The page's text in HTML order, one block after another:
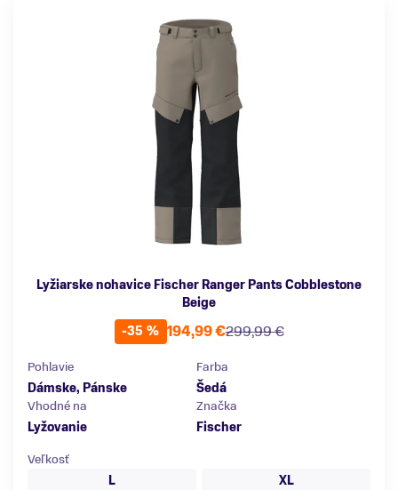
Lyžiarske nohavice Fischer Ranger Pants Cobblestone
Beige
-35 %
299,99 €
194,99 €
Pohlavie
Dámske, Pánske
Farba
Šedá
Vhodné na
Lyžovanie
Značka
Fischer
Veľkosť
L
XL